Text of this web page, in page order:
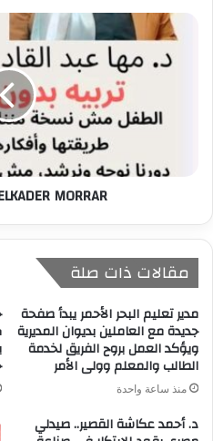
MORRAR
مقالات ذات صلة
مدير تعليم البحر الأحمر يبدأ صفحة
جديدة مع العاملين بديوان المديرية
ويؤكد العمل بروح الفريق لخدمة
الطالب والمعلم وولى الأمر
منذ ساعة واحدة
د. أحمد عكاشة القصير.. صيدلي